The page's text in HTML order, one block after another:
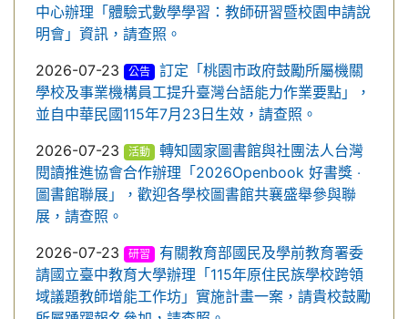
中心辦理「體驗式數學學習：教師研習暨校園申請說
明會」資訊，請查照。
2026-07-23
公告
訂定「桃園市政府鼓勵所屬機關
學校及事業機構員工提升臺灣台語能力作業要點」，
並自中華民國115年7月23日生效，請查照。
2026-07-23
活動
轉知國家圖書館與社團法人台灣
閱讀推進協會合作辦理「2026Openbook 好書獎 ‧
圖書館聯展」，歡迎各學校圖書館共襄盛舉參與聯
展，請查照。
2026-07-23
研習
有關教育部國民及學前教育署委
請國立臺中教育大學辦理「115年原住民族學校跨領
域議題教師增能工作坊」實施計畫一案，請貴校鼓勵